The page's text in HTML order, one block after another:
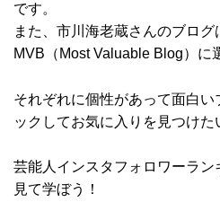
です。
また、市川海老蔵さんのブロ
MVB（Most Valuable Blog）に
それぞれに個性があって面白い
ックしてお気に入りを見つけた
芸能人インスタフォロワーラ
見て学ぼう！